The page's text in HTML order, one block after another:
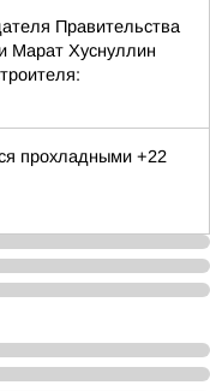
Правительства
Марат Хуснуллин
прохладными +22